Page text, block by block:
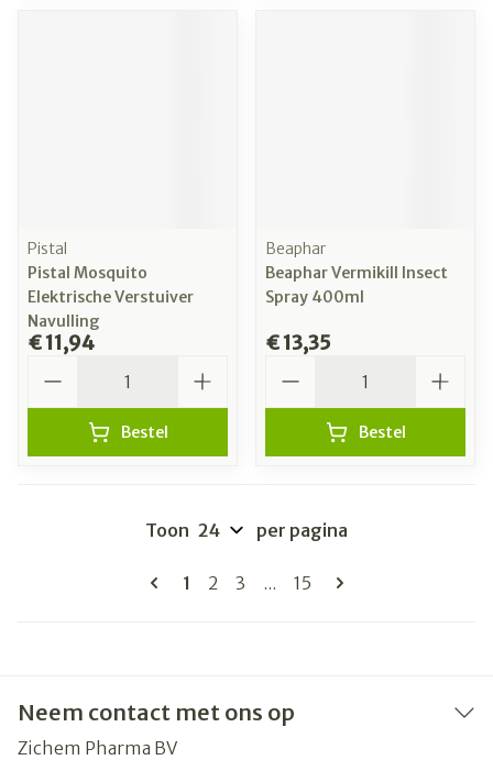
Pistal
Pistal Mosquito
Elektrische Verstuiver
Navulling
€ 11,94
Bestel
Beaphar
Beaphar Vermikill Insect
Spray 400ml
€ 13,35
Bestel
Pagina's
U lees momenteel pagina
1 Pagina
2 Pagina
3 ... Pagina
15
Toon per pagina
Neem contact met ons op
Zichem Pharma BV